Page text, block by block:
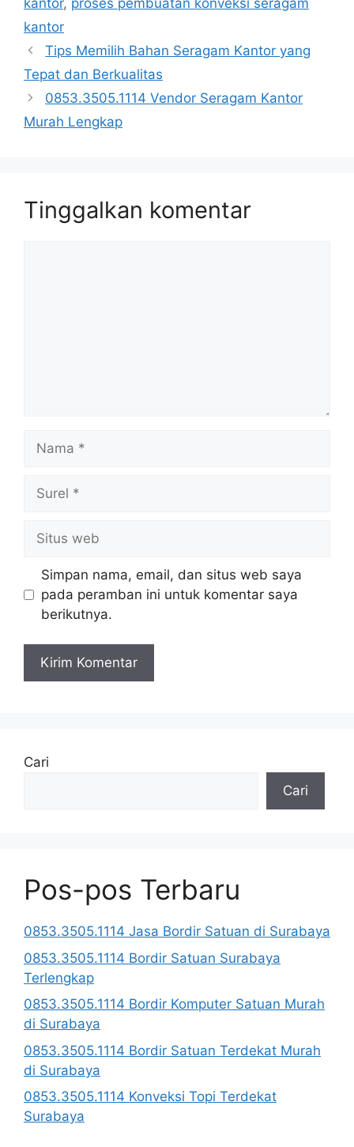
kantor
Tips Memilih Bahan Seragam Kantor yang
Tepat dan Berkualitas
0853.3505.1114 Vendor Seragam Kantor
Murah Lengkap
Tinggalkan komentar
web
Simpan nama, email, dan situs web saya
pada peramban ini untuk komentar saya
berikutnya.
Cari
Cari
Pos-pos Terbaru
0853.3505.1114 Jasa Bordir Satuan di Surabaya
0853.3505.1114 Bordir Satuan Surabaya
Terlengkap
0853.3505.1114 Bordir Komputer Satuan Murah
di Surabaya
0853.3505.1114 Bordir Satuan Terdekat Murah
di Surabaya
0853.3505.1114 Konveksi Topi Terdekat
Surabaya